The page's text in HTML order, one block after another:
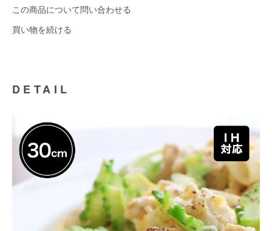
この商品について問い合わせる
買い物を続ける
DETAIL